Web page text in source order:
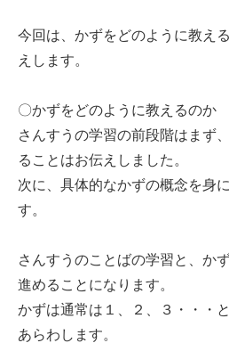
今回は、かずをどのように教え
えします。
〇かずをどのように教えるのか
さんすうの学習の前段階はまず
ることはお伝えしました。
次に、具体的なかずの概念を身
す。
さんすうのことばの学習と、か
進めることになります。
かずは通常は１、２、３・・・
あらわします。